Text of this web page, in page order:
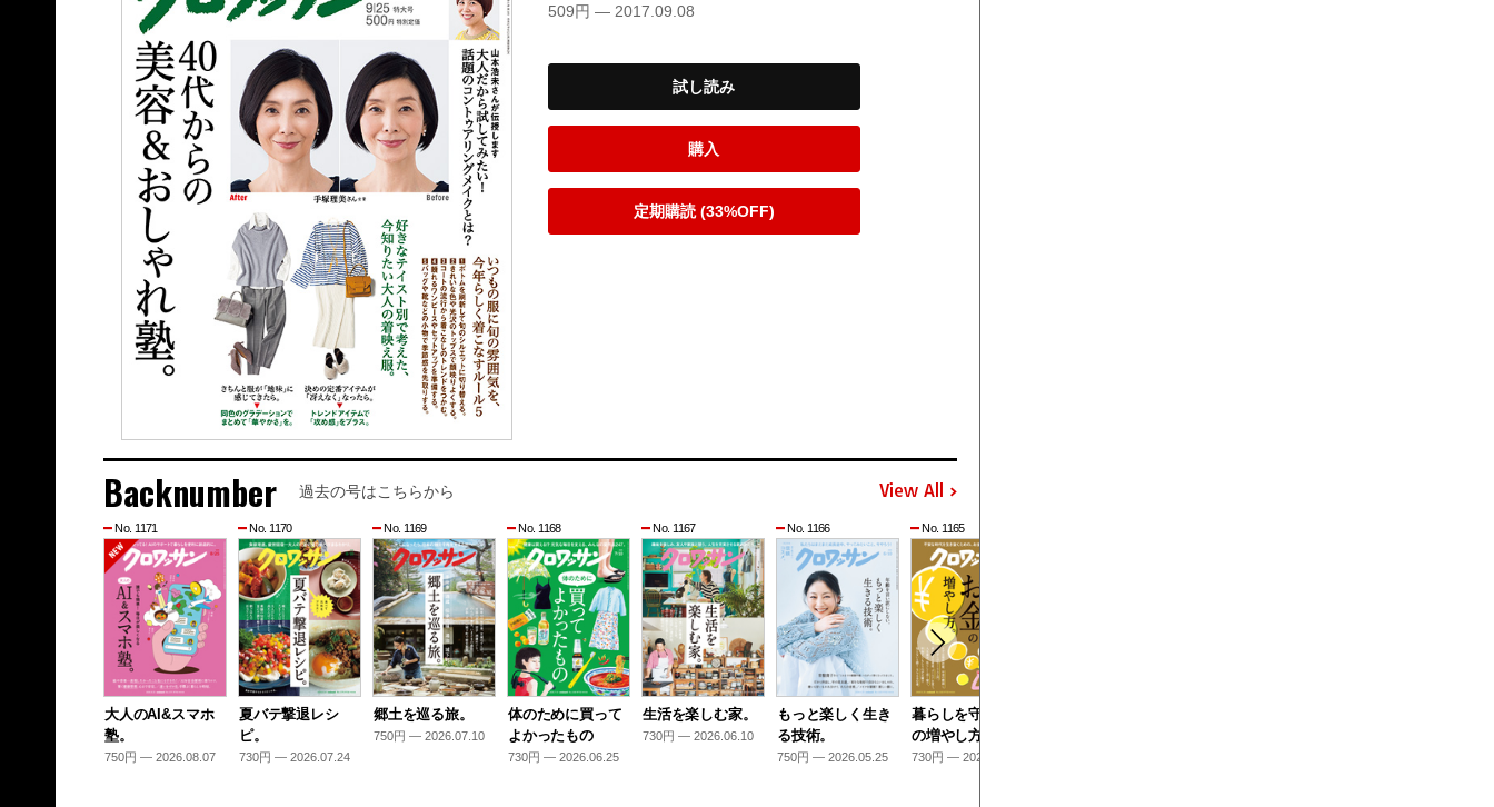
509円 — 2017.09.08
試し読み
購入
定期購読 (33%OFF)
Backnumber 過去の号はこちらから View All
No. 1171
大人のAI&スマホ
塾。
750円 — 2026.08.07
No. 1170
夏バテ撃退レシ
ピ。
730円 — 2026.07.24
No. 1169
郷土を巡る旅。
750円 — 2026.07.10
No. 1168
体のために買って
よかったもの
730円 — 2026.06.25
No. 1167
生活を楽しむ家。
730円 — 2026.06.10
No. 1166
もっと楽しく生き
る技術。
750円 — 2026.05.25
No. 1165
暮らしを守るお金
の増やし方。
730円 — 2026.05.09